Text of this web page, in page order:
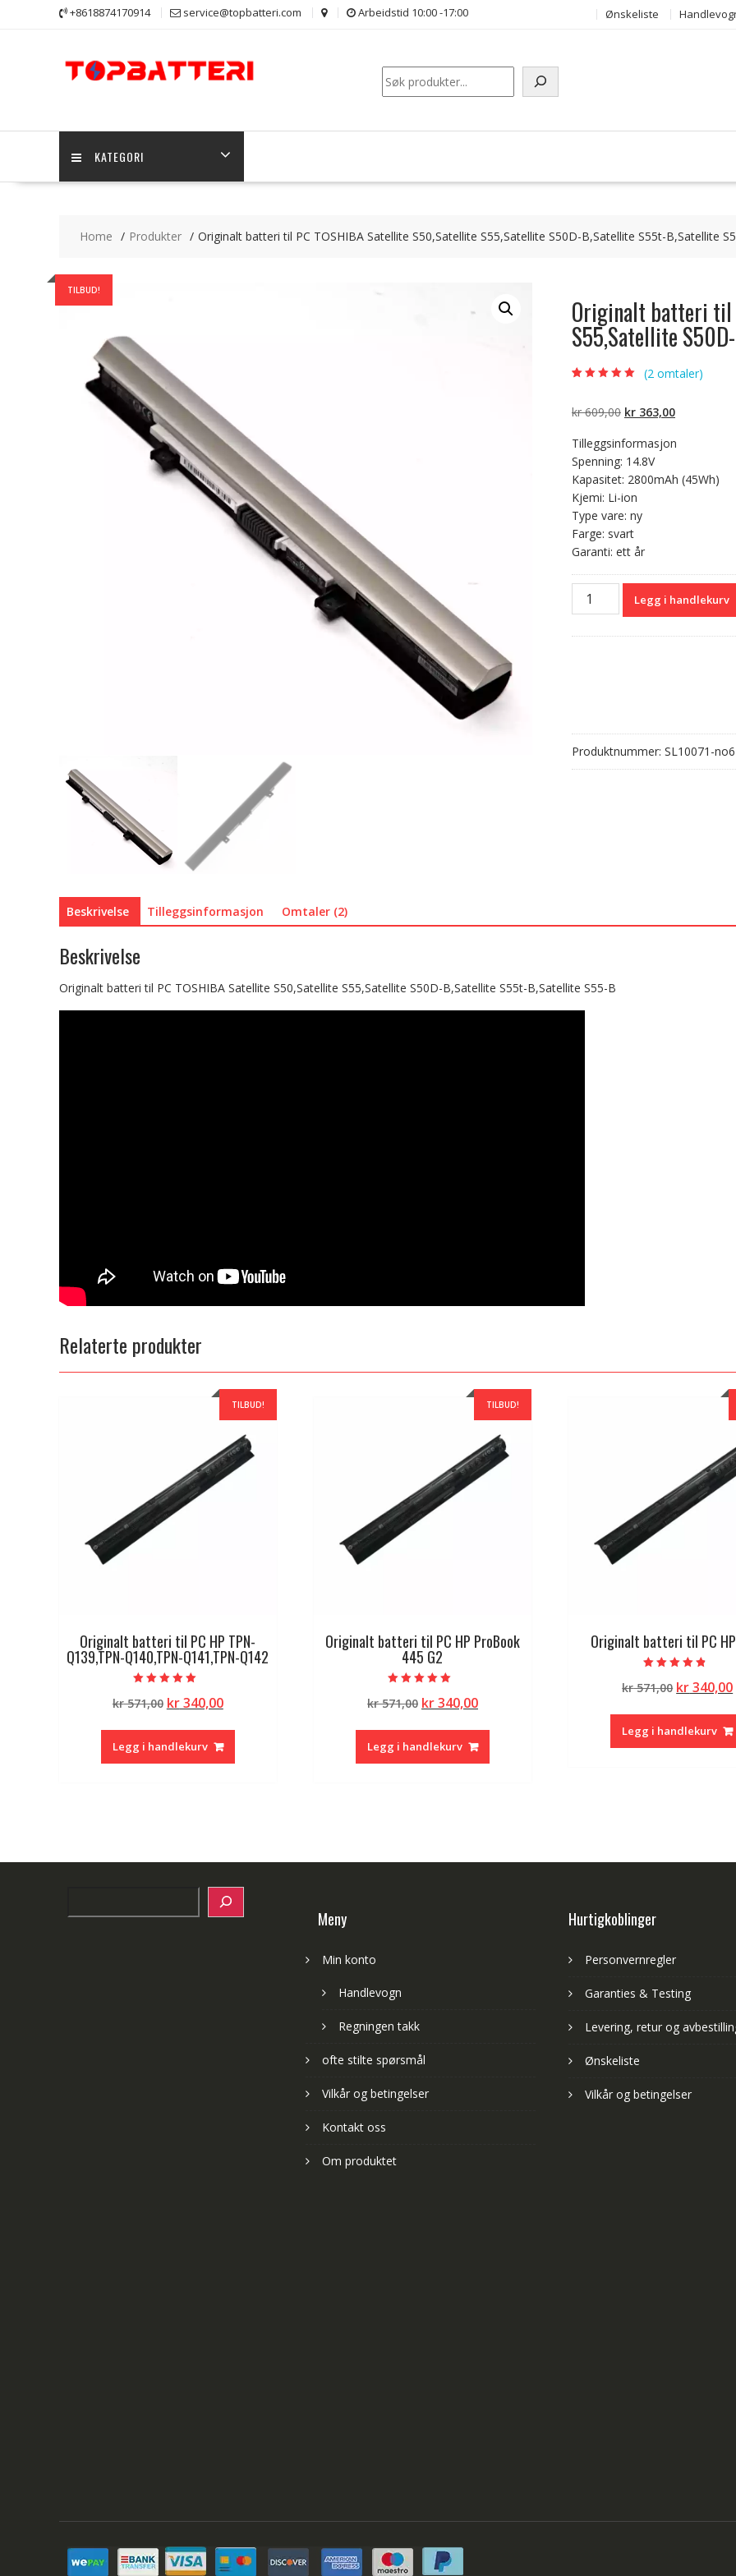
+8618874170914 service@topbatteri.com Arbeidstid 10:00 -17:00 Ønskeliste
Søk
KATEGORI
Home Produkter Originalt batteri til PC TOSHIBA Satellite S50,Satellite S55,Satellite S50D-B,Satellite S55t-B,Satellite
TILBUD!
Originalt batteri til
S55,Satellite
kundevurderinger
(2 omtaler)
kr609,00 Opprinnelig
var:
kr 609,00.
kr 363,00Nåværende
er:
Tilleggsinformasjon
Spenning: 14.8V
Kapasitet: 2800mAh (45Wh)
Kjemi: Li-ion
Type vare: ny
Farge: svart
Garanti: ett år
Originalt
batteri
S50D-
B,Satellite
S55t-
Legg i handlekurv
Produktnummer: SL10071-no6
Beskrivelse Tilleggsinformasjon Omtaler (2)
Beskrivelse
Originalt batteri til PC TOSHIBA Satellite S50,Satellite S55,Satellite S50D-B,Satellite S55t-B,Satellite S55-B
Relaterte produkter
TILBUD!
Originalt batteri til PC HP TPN-
Q139,TPN-Q140,TPN-Q141,TPN-Q142
5.00
av 5
kr571,00 Opprinnelig
var:
kr 571,00.
kr340,00Nåværende
kr 340,00.
Legg i handlekurv
TILBUD!
Originalt batteri til PC HP ProBook
445 G2
5.00
av 5
kr571,00 Opprinnelig
var:
kr 571,00.
kr340,00Nåværende
kr 340,00.
Legg i handlekurv
Originalt batteri til PC
4.50
av 5
kr571,00
var:
kr 571,00.
kr340,00
Legg i handlekurv
Meny
Min konto
Handlevogn
Regningen takk
ofte stilte spørsmål
Vilkår og betingelser
Kontakt oss
Om produktet
Hurtigkoblinger
Personvernregler
Garanties & Testing
Levering, retur og
Ønskeliste
Vilkår og betingelser